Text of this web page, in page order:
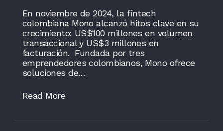
En noviembre de 2024, la fintech
colombiana Mono alcanzó hitos clave en su
crecimiento: US$100 millones en volumen
transaccional y US$3 millones en
facturación. Fundada por tres
emprendedores colombianos, Mono ofrece
soluciones de…
Read More